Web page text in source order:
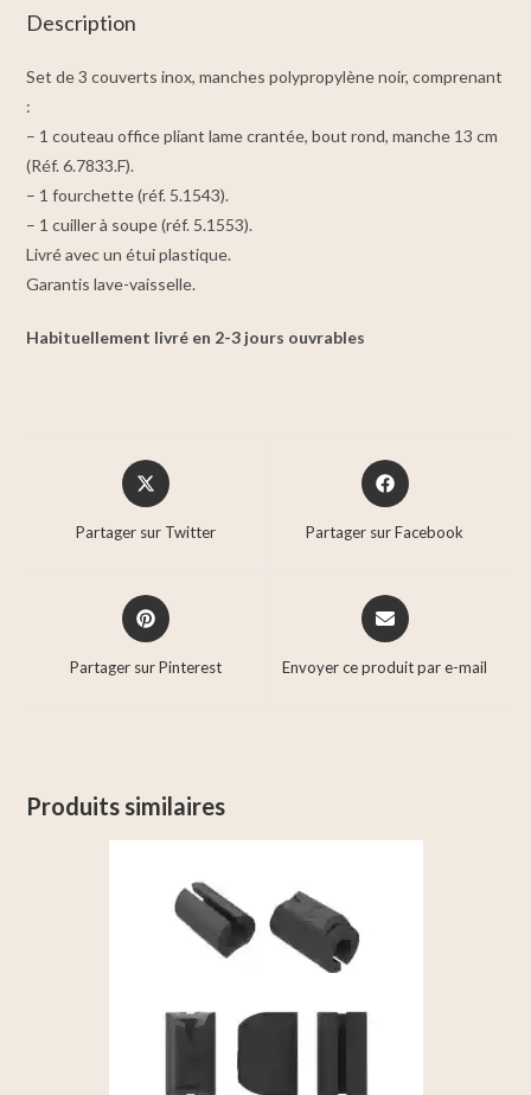
Description
Set de 3 couverts inox, manches polypropylène noir, comprenant
:
– 1 couteau office pliant lame crantée, bout rond, manche 13 cm
(Réf. 6.7833.F).
– 1 fourchette (réf. 5.1543).
– 1 cuiller à soupe (réf. 5.1553).
Livré avec un étui plastique.
Garantis lave-vaisselle.
Habituellement livré en 2-3 jours ouvrables
Partager sur Twitter Partager sur Facebook
Partager sur Pinterest Envoyer ce produit par e-mail
Produits similaires